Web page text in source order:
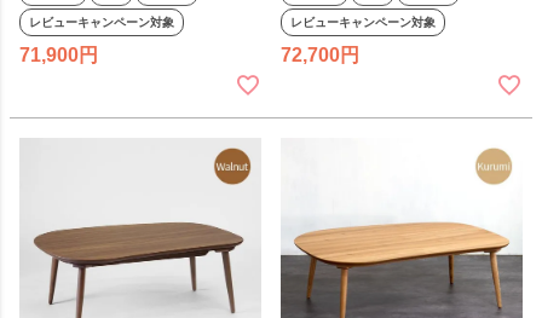
ブル 洋風 和モダン シンプル 天
然木 木製 日本製 国産 こたつテ
レビューキャンペーン対象
71,900
突板 ブラウン ナチュラル リビ
ングテーブル 洋風 和モダン シ
ンプル 天然木 木製 日本製 国産
レビューキャンペーン対象
72,700